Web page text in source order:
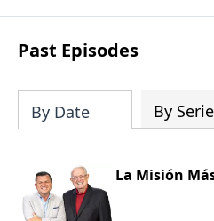
Past Episodes
By Date By
La Misión